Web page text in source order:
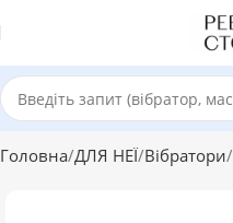
Головна ДЛЯ НЕЇ Вібратори